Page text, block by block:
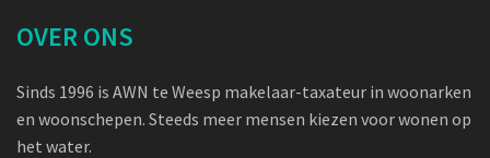
OVER ONS
Sinds 1996 is AWN te Weesp makelaar-taxateur in woonarken
en woonschepen. Steeds meer mensen kiezen voor wonen op
het water.